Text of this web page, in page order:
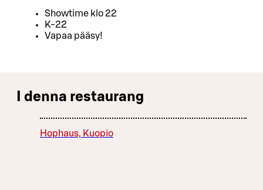
Showtime klo 22
K-22
Vapaa pääsy!
I denna restaurang
Hophaus, Kuopio